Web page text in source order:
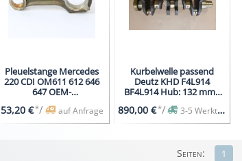
Pleuelstange Mercedes
220 CDI OM611 612 646
647 OEM-
53,20 €*/ auf Anfrage
Kurbelwelle passend
Deutz KHD F4L914
BF4L914 Hub: 132 mm -
890,00 €*/ 3-5 Werktage
1
Seiten: